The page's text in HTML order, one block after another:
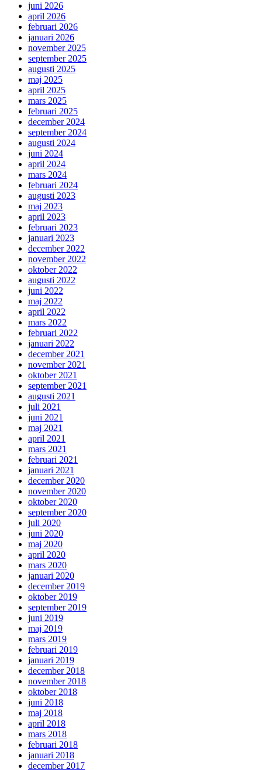
juni 2026
april 2026
februari 2026
januari 2026
november 2025
september 2025
augusti 2025
maj 2025
april 2025
mars 2025
februari 2025
december 2024
september 2024
augusti 2024
juni 2024
april 2024
mars 2024
februari 2024
augusti 2023
maj 2023
april 2023
februari 2023
januari 2023
december 2022
november 2022
oktober 2022
augusti 2022
juni 2022
maj 2022
april 2022
mars 2022
februari 2022
januari 2022
december 2021
november 2021
oktober 2021
september 2021
augusti 2021
juli 2021
juni 2021
maj 2021
april 2021
mars 2021
februari 2021
januari 2021
december 2020
november 2020
oktober 2020
september 2020
juli 2020
juni 2020
maj 2020
april 2020
mars 2020
januari 2020
december 2019
oktober 2019
september 2019
juni 2019
maj 2019
mars 2019
februari 2019
januari 2019
december 2018
november 2018
oktober 2018
juni 2018
maj 2018
april 2018
mars 2018
februari 2018
januari 2018
december 2017